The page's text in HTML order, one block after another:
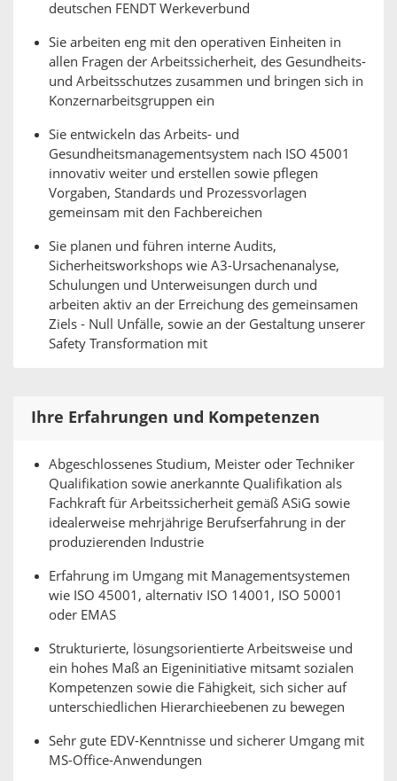
deutschen FENDT Werkeverbund
Sie arbeiten eng mit den operativen Einheiten in
allen Fragen der Arbeitssicherheit, des Gesundheits-
und Arbeitsschutzes zusammen und bringen sich in
Konzernarbeitsgruppen ein
Sie entwickeln das Arbeits- und
Gesundheitsmanagementsystem nach ISO 45001
innovativ weiter und erstellen sowie pflegen
Vorgaben, Standards und Prozessvorlagen
gemeinsam mit den Fachbereichen
Sie planen und führen interne Audits,
Sicherheitsworkshops wie A3-Ursachenanalyse,
Schulungen und Unterweisungen durch und
arbeiten aktiv an der Erreichung des gemeinsamen
Ziels - Null Unfälle, sowie an der Gestaltung unserer
Safety Transformation mit
Ihre Erfahrungen und Kompetenzen
Abgeschlossenes Studium, Meister oder Techniker
Qualifikation sowie anerkannte Qualifikation als
Fachkraft für Arbeitssicherheit gemäß ASiG sowie
idealerweise mehrjährige Berufserfahrung in der
produzierenden Industrie
Erfahrung im Umgang mit Managementsystemen
wie ISO 45001, alternativ ISO 14001, ISO 50001
oder EMAS
Strukturierte, lösungsorientierte Arbeitsweise und
ein hohes Maß an Eigeninitiative mitsamt sozialen
Kompetenzen sowie die Fähigkeit, sich sicher auf
unterschiedlichen Hierarchieebenen zu bewegen
Sehr gute EDV-Kenntnisse und sicherer Umgang mit
MS-Office-Anwendungen